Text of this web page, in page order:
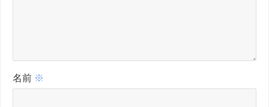
名前 ※